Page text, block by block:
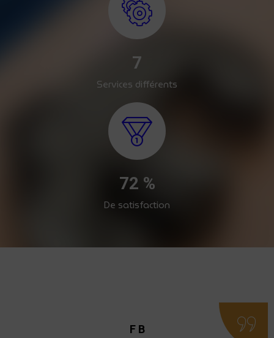
8
Services différents
89 %
De satisfaction
F B